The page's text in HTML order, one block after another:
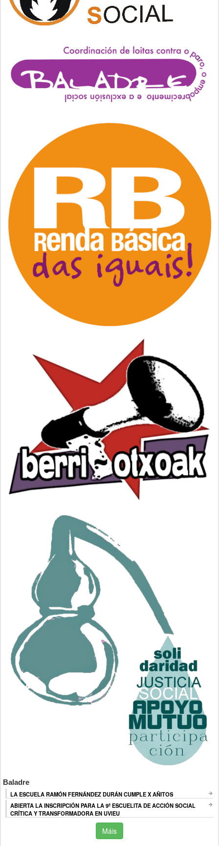
Baladre
LA ESCUELA RAMÓN FERNÁNDEZ DURÁN CUMPLE X AÑITOS
ABIERTA LA INSCRIPCIÓN PARA LA 9ª ESCUELITA DE ACCIÓN SOCIAL
CRÍTICA Y TRANSFORMADORA EN UVIEU
Máis